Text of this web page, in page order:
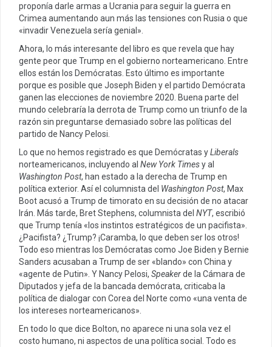
proponía darle armas a Ucrania para seguir la guerra en
Crimea aumentando aun más las tensiones con Rusia o que
«invadir Venezuela sería genial».
Ahora, lo más interesante del libro es que revela que hay
gente peor que Trump en el gobierno norteamericano. Entre
ellos están los Demócratas. Esto último es importante
porque es posible que Joseph Biden y el partido Demócrata
ganen las elecciones de noviembre 2020. Buena parte del
mundo celebraría la derrota de Trump como un triunfo de la
razón sin preguntarse demasiado sobre las políticas del
partido de Nancy Pelosi.
Lo que no hemos registrado es que Demócratas yLiberals
norteamericanos, incluyendo al New York Timesy al
Washington Post, han estado a la derecha de Trump en
política exterior. Así el columnista del Washington Post, Max
Boot acusó a Trump de timorato en su decisión de no atacar
Irán. Más tarde, Bret Stephens, columnista del NYT, escribió
que Trump tenía «los instintos estratégicos de un pacifista».
¿Pacifista? ¿Trump? ¡Caramba, lo que deben ser los otros!
Todo eso mientras los Demócratas como Joe Biden y Bernie
Sanders acusaban a Trump de ser «blando» con China y
«agente de Putin». Y Nancy Pelosi, Speakerde la Cámara de
Diputados y jefa de la bancada demócrata, criticaba la
política de dialogar con Corea del Norte como «una venta de
los intereses norteamericanos».
En todo lo que dice Bolton, no aparece ni una sola vez el
costo humano, ni aspectos de una política social. Todo es